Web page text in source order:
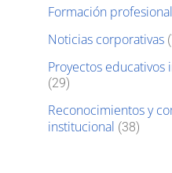
Formación profesional
Noticias corporativas
Proyectos educativos
(29)
Reconocimientos y
institucional (38)